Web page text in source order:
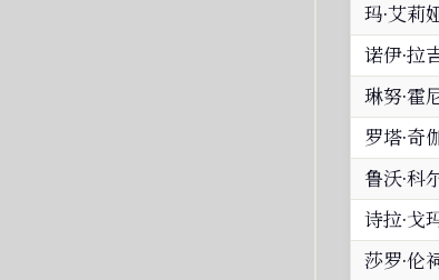
玛·艾莉
诺伊·拉
琳努·霍
罗塔·奇
鲁沃·科
诗拉·戈
莎罗·伦